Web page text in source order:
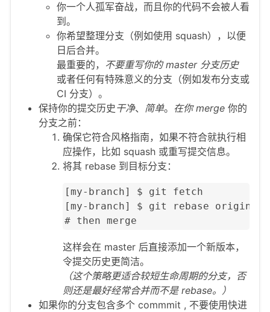
你一个人孤军奋战，而且你的代码不会被人看
到。
你希望整理分支（例如使用 squash），以便
日后合并。
最重要的， 不要重写你的 master 分支历史
或者任何有特殊意义的分支（例如发布分支或
CI 分支）。
保持你的提交历史干净、 简单。 在你 merge 你的
分支之前：
确保它符合风格指南，如果不符合就执行相
应操作，比如 squash 或重写提交信息。
将其 rebase 到目标分支：
[my-branch] $ git fetch
[my-branch] $ git rebase origin/
# then merge
这样会在 master 后直接添加一个新版本，
令提交历史更简洁。
（这个策略更适合较短生命周期的分支，否
则还是最好经常合并而不是 rebase。）
如果你的分支包含多个 commmit , 不要使用快进